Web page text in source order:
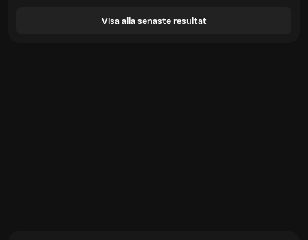
Visa alla senaste resultat